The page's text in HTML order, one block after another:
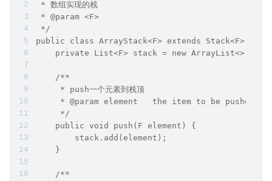
* 数组实现的栈
* @param <F>
*/
public class ArrayStack<F> extends Stack<F> {
    private List<F> stack = new ArrayList<>();
    /**
     * push一个元素到栈顶
* @param element   the item to be pushed
     */
    public void push(F element) {
        stack.add(element);
    }
    /**